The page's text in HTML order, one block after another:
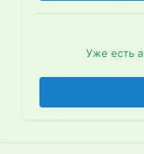
Уже есть